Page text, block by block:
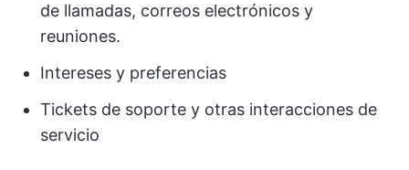
de llamadas, correos electrónicos y
reuniones.
Intereses y preferencias
Tickets de soporte y otras interacciones de
servicio